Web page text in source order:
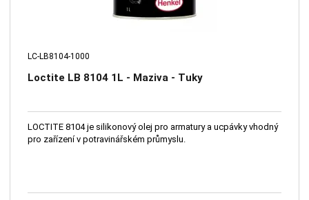
LC-LB8104-1000
Loctite LB 8104 1L - Maziva - Tuky
LOCTITE 8104 je silikonový olej pro armatury a ucpávky vhodný
pro zařízení v potravinářském průmyslu.